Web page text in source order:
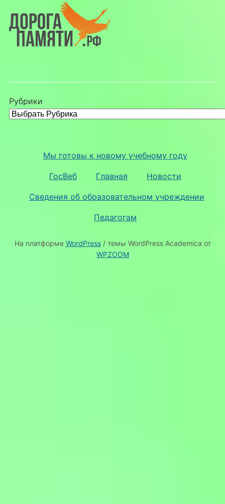
Рубрики
Мы готовы к новому учебному году
ГосВеб Главная Новости
Сведения об образовательном учреждении
Педагогам
На платформе WordPress/ темы WordPress Academica от
WPZOOM